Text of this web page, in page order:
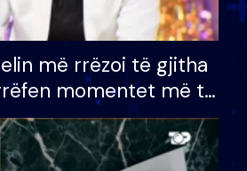
më rrëzoi të gjitha
momentet më të
e BB VIP: Do më
e mëngjesit kur…